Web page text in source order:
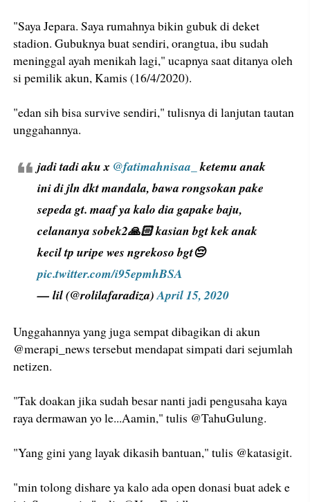
"Saya Jepara. Saya rumahnya bikin gubuk di deket
stadion. Gubuknya buat sendiri, orangtua, ibu sudah
meninggal ayah menikah lagi," ucapnya saat ditanya oleh
si pemilik akun, Kamis (16/4/2020).
"edan sih bisa survive sendiri," tulisnya di lanjutan tautan
unggahannya.
jadi tadi aku x @fatimahnisaa_ ketemu anak
ini di jln dkt mandala, bawa rongsokan pake
sepeda gt. maaf ya kalo dia gapake baju,
celananya sobek2🙏🏻 kasian bgt kek anak
kecil tp uripe wes ngrekoso bgt😔
pic.twitter.com/i95epmhBSA
— lil (@rolilafaradiza)April 15, 2020
Unggahannya yang juga sempat dibagikan di akun
@merapi_news tersebut mendapat simpati dari sejumlah
netizen.
"Tak doakan jika sudah besar nanti jadi pengusaha kaya
raya dermawan yo le...Aamin," tulis @TahuGulung.
"Yang gini yang layak dikasih bantuan," tulis @katasigit.
"min tolong dishare ya kalo ada open donasi buat adek e